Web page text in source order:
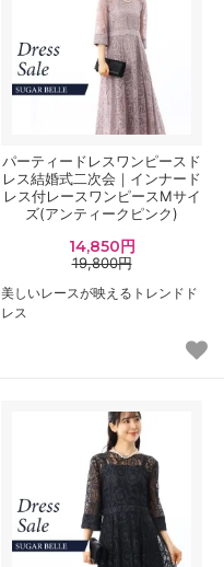
パーティードレスワンピースド
レス結婚式二次会｜インナード
レス付レースワンピースMサイ
ズ(アンティークピンク)
14,850円
19,800円
美しいレースが映えるトレンドド
レス